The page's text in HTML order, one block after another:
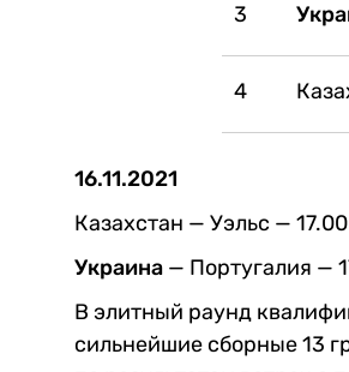
3
4
16.11.2021
Казахстан — Уэльс — 17.00
Украина — Португалия —
В элитный раунд
сильнейшие сборные 13